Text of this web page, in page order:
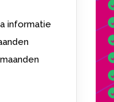
informatie